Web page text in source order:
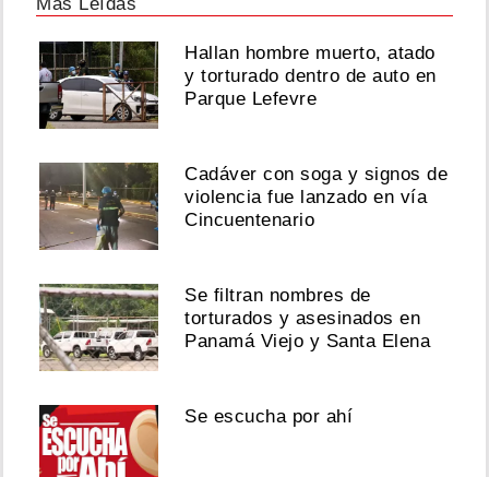
Hallan hombre muerto, atado
y torturado dentro de auto en
Parque Lefevre
Cadáver con soga y signos de
violencia fue lanzado en vía
Cincuentenario
Se filtran nombres de
torturados y asesinados en
Panamá Viejo y Santa Elena
Se escucha por ahí